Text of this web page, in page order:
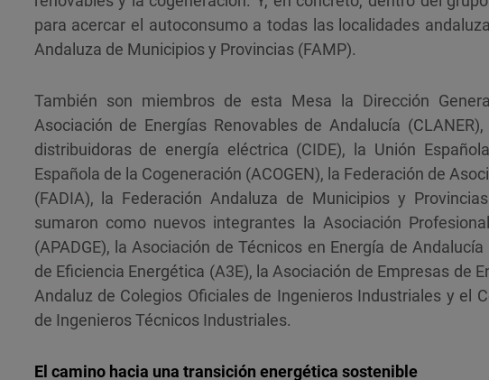
para acercar el autoconsumo a todas las localidades
Andaluza de Municipios y Provincias (FAMP).
También son miembros de esta Mesa la Dirección
Asociación de Energías Renovables de Andalucía
distribuidoras de energía eléctrica (CIDE), la Unión
Española de la Cogeneración (ACOGEN), la Federación de
(FADIA), la Federación Andaluza de Municipios y
sumaron como nuevos integrantes la Asociación
(APADGE), la Asociación de Técnicos en Energía de
de Eficiencia Energética (A3E), la Asociación de Empresas de
Andaluz de Colegios Oficiales de Ingenieros Industriales y el
de Ingenieros Técnicos Industriales.
El camino hacia una transición energética sostenible